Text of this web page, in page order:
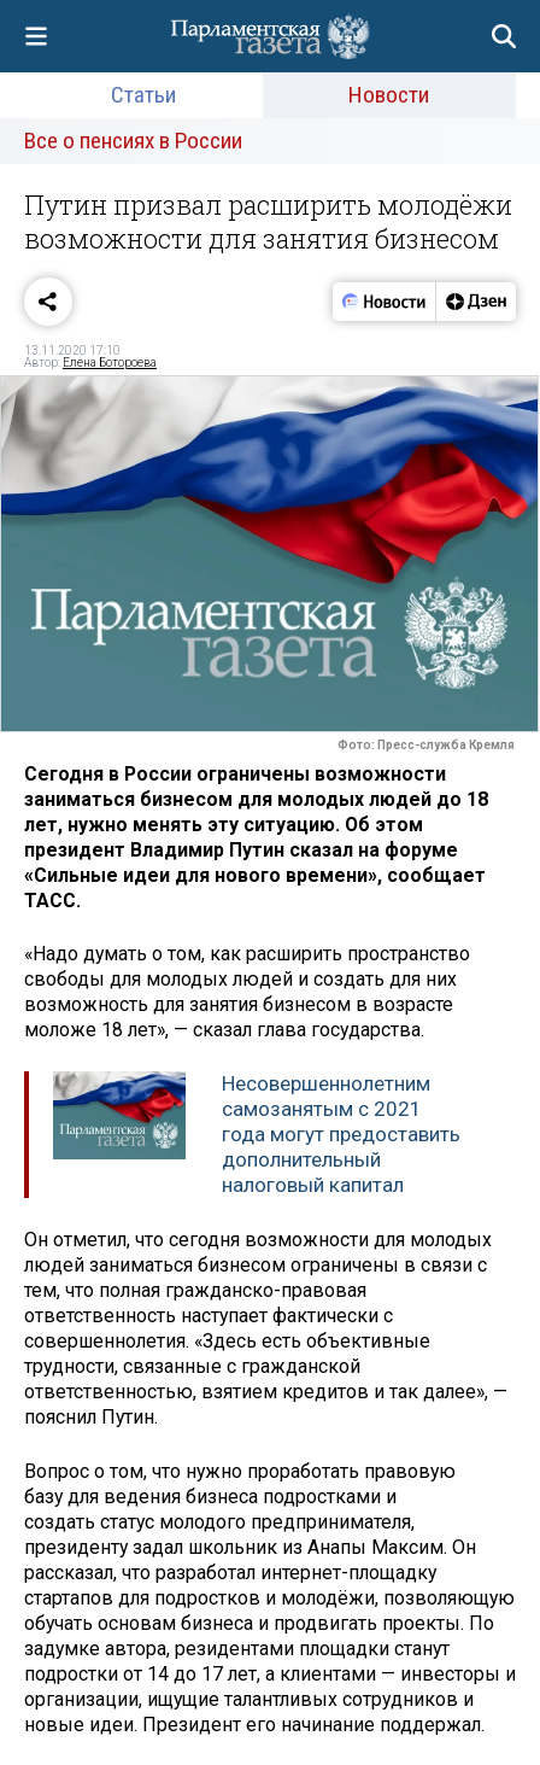
Статьи
Новости
Все о пенсиях в России
Путин призвал расширить молодёжи
возможности для занятия бизнесом
13.11.2020 17:10
Автор: Елена Ботороева
Фото: Пресс-служба Кремля
Сегодня в России ограничены возможности
заниматься бизнесом для молодых людей до 18
лет, нужно менять эту ситуацию. Об этом
президент Владимир Путин сказал на форуме
«Сильные идеи для нового времени», сообщает
ТАСС.
«Надо думать о том, как расширить пространство
свободы для молодых людей и создать для них
возможность для занятия бизнесом в возрасте
моложе 18 лет», — сказал глава государства.
Несовершеннолетним
самозанятым с 2021
года могут предоставить
дополнительный
налоговый капитал
Он отметил, что сегодня возможности для молодых
людей заниматься бизнесом ограничены в связи с
тем, что полная гражданско-правовая
ответственность наступает фактически с
совершеннолетия. «Здесь есть объективные
трудности, связанные с гражданской
ответственностью, взятием кредитов и так далее», —
пояснил Путин.
Вопрос о том, что нужно проработать правовую
базу для ведения бизнеса подростками и
создать статус молодого предпринимателя,
президенту задал школьник из Анапы Максим. Он
рассказал, что разработал интернет-площадку
стартапов для подростков и молодёжи, позволяющую
обучать основам бизнеса и продвигать проекты. По
задумке автора, резидентами площадки станут
подростки от 14 до 17 лет, а клиентами — инвесторы и
организации, ищущие талантливых сотрудников и
новые идеи. Президент его начинание поддержал.